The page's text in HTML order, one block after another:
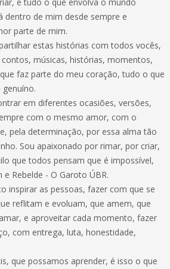
dentro de mim desde sempre e
parte de mim.
estas histórias com todos vocês,
músicas, histórias, momentos,
faz parte do meu coração, tudo o que
em diferentes ocasiões, versões,
com o mesmo amor, com o
pela determinação, por essa alma tão
Sou apaixonado por rimar, por criar,
que todos pensam que é impossível,
Rebelde - O Garoto ÚBR.
inspirar as pessoas, fazer com que se
reflitam e evoluam, que amem, que
e aproveitar cada momento, fazer
com entrega, luta, honestidade,
que possamos aprender, é isso o que